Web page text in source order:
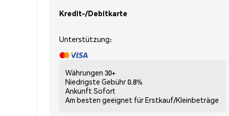
Kredit-/Debitkarte
Unterstützung:
Währungen 30+
Niedrigste Gebühr0.8%
Ankunft Sofort
Am besten geeignet fürErstkauf/Kleinbeträge